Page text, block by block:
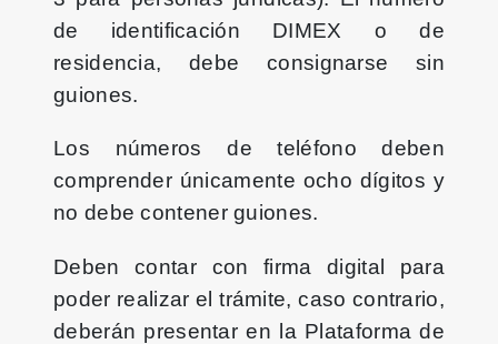
de identificación DIMEX o de
residencia, debe consignarse sin
guiones.
Los números de teléfono deben
comprender únicamente ocho dígitos y
no debe contener guiones.
Deben contar con firma digital para
poder realizar el trámite, caso contrario,
deberán presentar en la Plataforma de